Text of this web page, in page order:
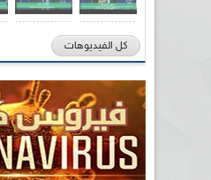
كل الفيديوهات